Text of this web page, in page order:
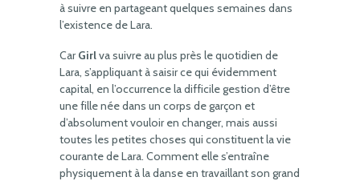
à suivre en partageant quelques semaines dans
l’existence de Lara.
CarGirlva suivre au plus près le quotidien de
Lara, s’appliquant à saisir ce qui évidemment
capital, en l’occurrence la difficile gestion d’être
une fille née dans un corps de garçon et
d’absolument vouloir en changer, mais aussi
toutes les petites choses qui constituent la vie
courante de Lara. Comment elle s’entraîne
physiquement à la danse en travaillant son grand